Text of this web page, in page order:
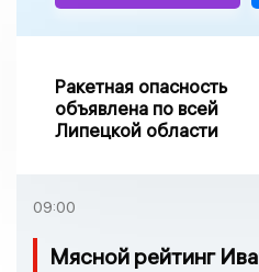
Ракетная опасность
объявлена по всей
Липецкой области
09:00
Мясной рейтинг